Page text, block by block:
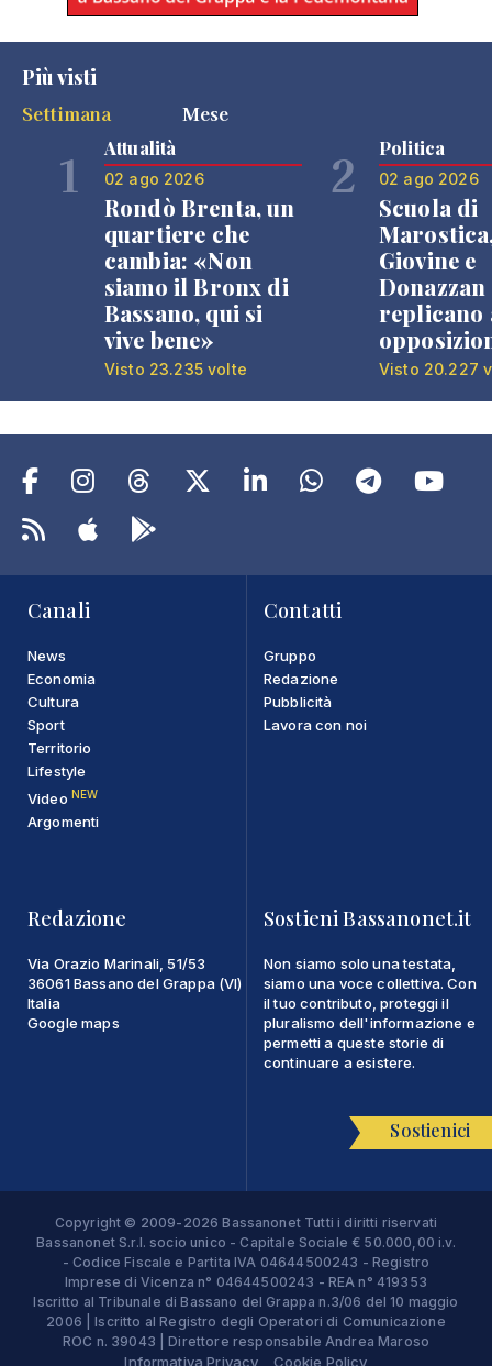
Più visti
Settimana
Mese
1 Attualità
02 ago 2026
Rondò Brenta, un
quartiere che
cambia: «Non
siamo il Bronx di
Bassano, qui si
vive bene»
Visto 23.235 volte
2 Politica
02 ago 2026
Scuola di
Giovine e
Donazzan
replicano
Visto 20.227
Canali
News
Economia
Cultura
Sport
Territorio
Lifestyle
Video NEW
Argomenti
Contatti
Gruppo
Redazione
Pubblicità
Lavora con noi
Redazione
Via Orazio Marinali, 51/53
36061 Bassano del Grappa (VI)
Italia
Google maps
Sostieni Bassanonet.it
Non siamo solo una testata,
siamo una voce collettiva. Con
il tuo contributo, proteggi il
pluralismo dell'informazione e
permetti a queste storie di
continuare a esistere.
Sostienici
Copyright © 2009-2026 Bassanonet Tutti i diritti riservati
Bassanonet S.r.l. socio unico - Capitale Sociale € 50.000,00 i.v.
- Codice Fiscale e Partita IVA 04644500243 - Registro
Imprese di Vicenza n° 04644500243 - REA n° 419353
Iscritto al Tribunale di Bassano del Grappa n.3/06 del 10 maggio
2006 | Iscritto al Registro degli Operatori di Comunicazione
ROC n. 39043 | Direttore responsabile Andrea Maroso
Informativa Privacy Cookie Policy